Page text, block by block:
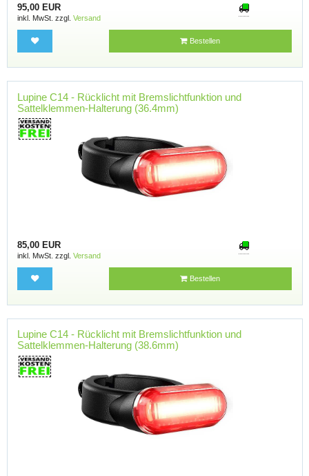
95,00 EUR
inkl. MwSt. zzgl. Versand
Bestellen
Lupine C14 - Rücklicht mit Bremslichtfunktion und
Sattelklemmen-Halterung (36.4mm)
85,00 EUR
inkl. MwSt. zzgl. Versand
Bestellen
Lupine C14 - Rücklicht mit Bremslichtfunktion und
Sattelklemmen-Halterung (38.6mm)